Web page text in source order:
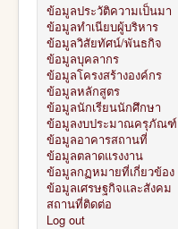
ข้อมูลประวัติความเป็นมา
ข้อมูลทำเนียบผู้บริหาร
ข้อมูลวิสัยทัศน์/พันธกิจ
ข้อมูลบุคลากร
ข้อมูลโครงสร้างองค์กร
ข้อมูลหลักสูตร
ข้อมูลนักเรียนนักศึกษา
ข้อมูลงบประมาณครุภัณฑ์
ข้อมูลอาคารสถานที่
ข้อมูลตลาดแรงงาน
ข้อมูลกฏหมายที่เกี่ยวข้อง
ข้อมูลเศรษฐกิจและสังคม
สถานที่ติดต่อ
Log out